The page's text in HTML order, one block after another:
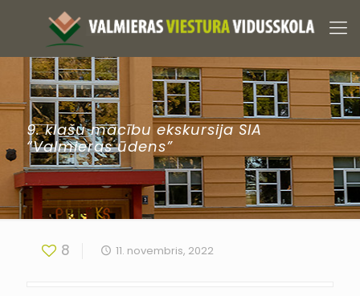
9. klašu mācību ekskursija SIA
“Valmieras ūdens”
8 11. novembris, 2022